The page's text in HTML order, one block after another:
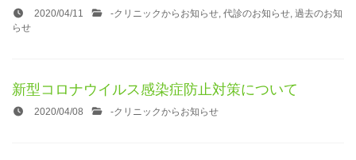
2020/04/11 -クリニックからお知らせ, 代診のお知らせ, 過去のお知
らせ
新型コロナウイルス感染症防止対策について
2020/04/08 -クリニックからお知らせ